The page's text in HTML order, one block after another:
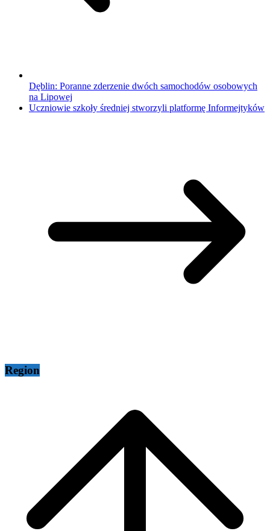
Dęblin: Poranne zderzenie dwóch samochodów osobowych
na Lipowej
Uczniowie szkoły średniej stworzyli platformę Informejtyków
Region